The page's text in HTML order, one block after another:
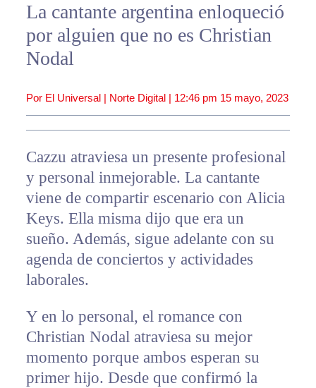
La cantante argentina enloqueció
por alguien que no es Christian
Nodal
Por El Universal | Norte Digital | 12:46 pm 15 mayo, 2023
Cazzu atraviesa un presente profesional
y personal inmejorable. La cantante
viene de compartir escenario con Alicia
Keys. Ella misma dijo que era un
sueño. Además, sigue adelante con su
agenda de conciertos y actividades
laborales.
Y en lo personal, el romance con
Christian Nodal atraviesa su mejor
momento porque ambos esperan su
primer hijo. Desde que confirmó la